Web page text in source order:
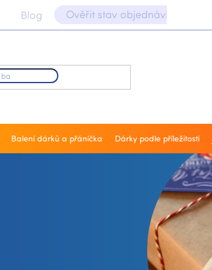
Blog Ověřit stav objednávky 📝
Balení dárků a přáníčka Dárky podle příležitosti